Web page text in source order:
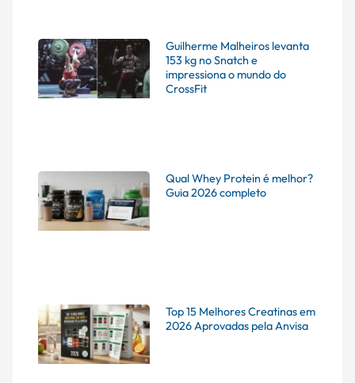
Guilherme Malheiros levanta
153 kg no Snatch e
impressiona o mundo do
CrossFit
Qual Whey Protein é melhor?
Guia 2026 completo
Top 15 Melhores Creatinas em
2026 Aprovadas pela Anvisa